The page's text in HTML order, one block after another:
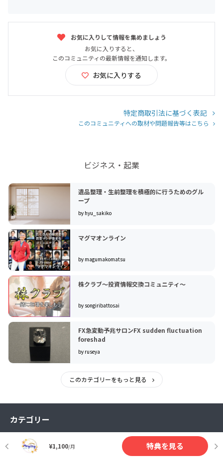
¥1,100/月 特典を見る
お気に入りして情報を集めましょう
お気に入りすると、
このコミュニティの最新情報を通知します。
お気に入りする
特定商取引法に基づく表記
このコミュニティへの取材や問題報告等はこちら
ビジネス・起業
遺品整理・生前整理を積極的に行うためのグル
ープ
by hyu_sakiko
マグマオンライン
by magumakomatsu
株クラブ～投資情報交換コミュニティ～
by songiribattosai
FX急変動予兆サロンFX sudden fluctuation
foreshad
by ruseya
このカテゴリーをもっと見る
カテゴリー
テクノロジー・ガジェット
プロダクト
まちづくり・地域活性化